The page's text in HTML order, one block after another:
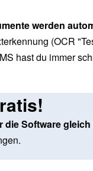
werden
(OCR
hast du immer
die Software